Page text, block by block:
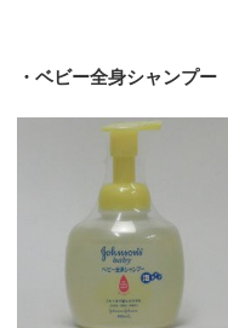
・ベビー全身シャンプー